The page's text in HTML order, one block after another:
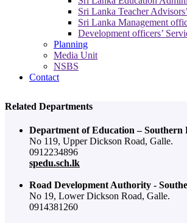
Sri Lanka Teacher
Sri Lanka Management
Development officers’
Planning
Media Unit
NSBS
Contact
Related Departments
Department of Education – Southern
No 119, Upper Dickson Road, Galle.
0912234896
spedu.sch.lk
Road Development Authority -
No 19, Lower Dickson Road, Galle.
0914381260